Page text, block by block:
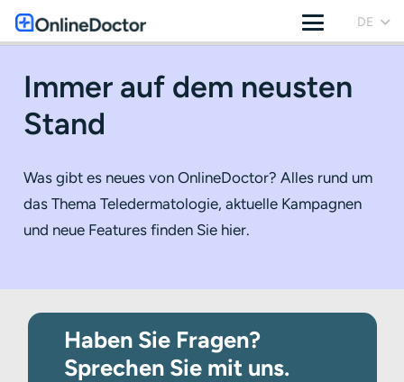
DE
Immer auf dem neusten
Stand
Was gibt es neues von OnlineDoctor? Alles rund um
das Thema Teledermatologie, aktuelle Kampagnen
und neue Features finden Sie hier.
Haben Sie Fragen?
Sprechen Sie mit uns.